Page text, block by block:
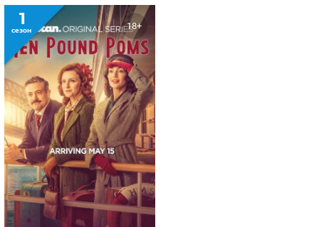
1
сезон 18+